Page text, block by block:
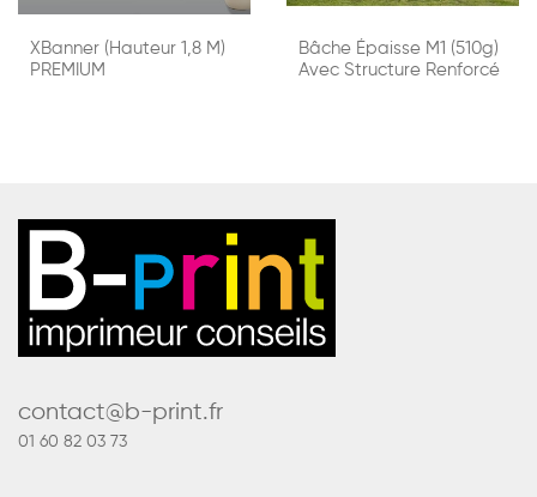
XBanner (hauteur 1,8 M)
PREMIUM
Bâche Épaisse M1 (510g)
Avec Structure Renforcé
contact@b-print.fr
01 60 82 03 73